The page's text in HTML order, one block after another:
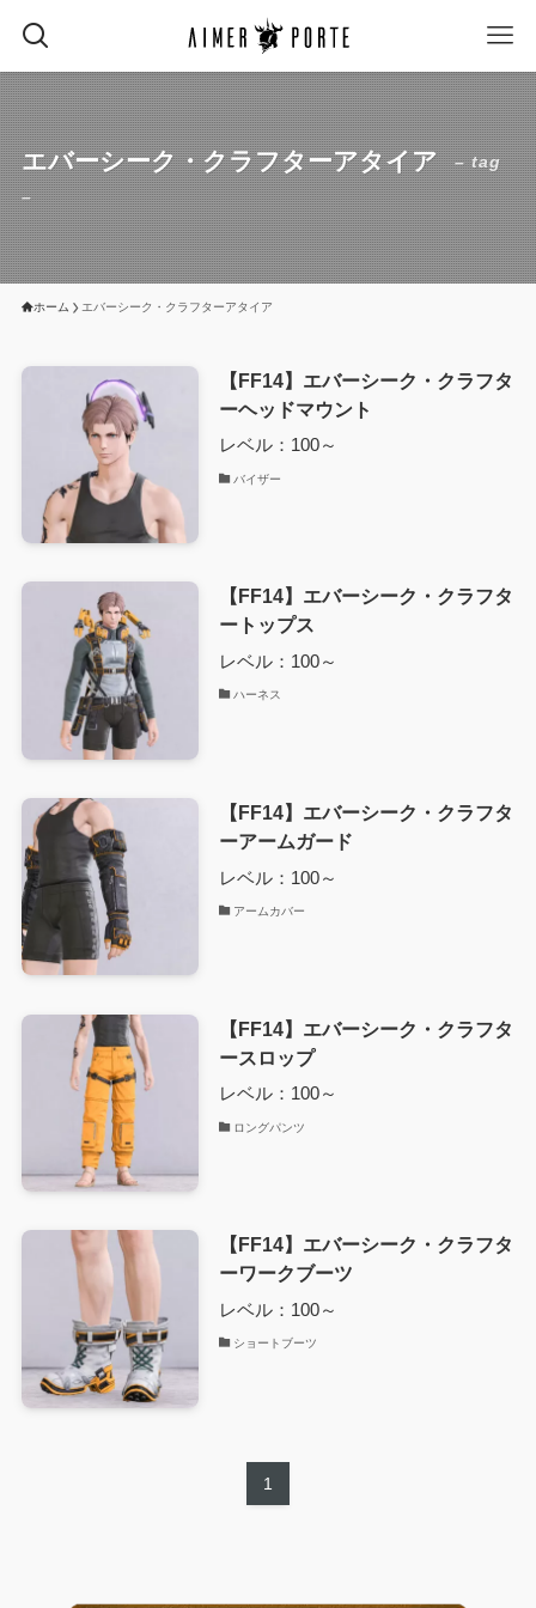
エバーシーク・クラフターアタイア
– tag
–
ホーム エバーシーク・クラフターアタイア
【FF14】エバーシーク・クラフタ
ーヘッドマウント
レベル：100～
バイザー
【FF14】エバーシーク・クラフタ
ートップス
レベル：100～
ハーネス
【FF14】エバーシーク・クラフタ
ーアームガード
レベル：100～
アームカバー
【FF14】エバーシーク・クラフタ
ースロップ
レベル：100～
ロングパンツ
【FF14】エバーシーク・クラフタ
ーワークブーツ
レベル：100～
ショートブーツ
1